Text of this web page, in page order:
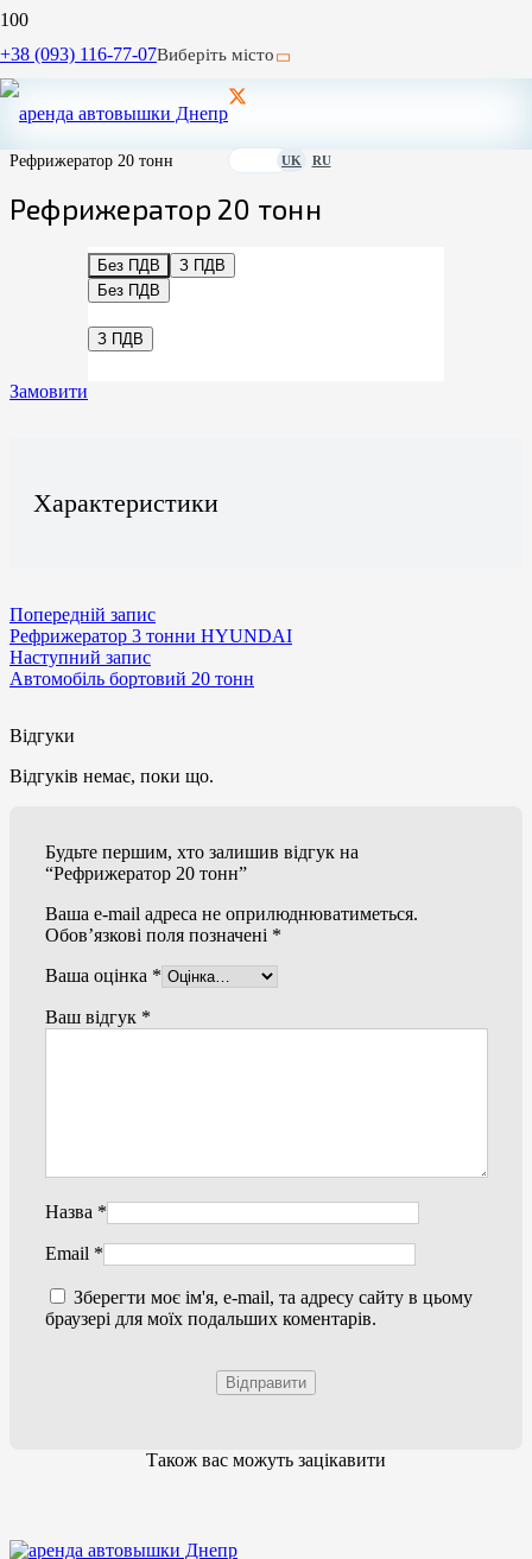
+38 (093) 116-77-07Виберіть місто
UK RU
/
Головна Запоріжжя
/
Вантажоперевезення Запоріжжя
Рефрижератор 20 тонн
Рефрижератор 20 тонн
Без ПДВ
З ПДВ
Без ПДВ
З ПДВ
Замовити
Характеристики
Попередній запис
Рефрижератор 3 тонни HYUNDAI
Наступний запис
Автомобіль бортовий 20 тонн
Відгуки
Відгуків немає, поки що.
Будьте першим, хто залишив відгук на
“Рефрижератор 20 тонн”
Ваша e-mail адреса не оприлюднюватиметься.
Обов’язкові поля позначені *
Ваша оцінка *
Ваш відгук *
Назва *
Email *
Зберегти моє ім'я, e-mail, та адресу сайту в цьому
браузері для моїх подальших коментарів.
Також вас можуть зацікавити